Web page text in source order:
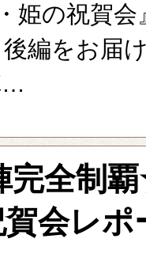
姫の祝賀会
編をお届
…
完全制
会レポ